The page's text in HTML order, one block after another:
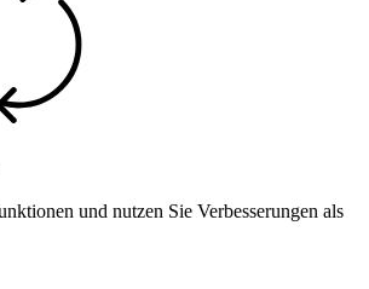
und nutzen Sie Verbesserungen als